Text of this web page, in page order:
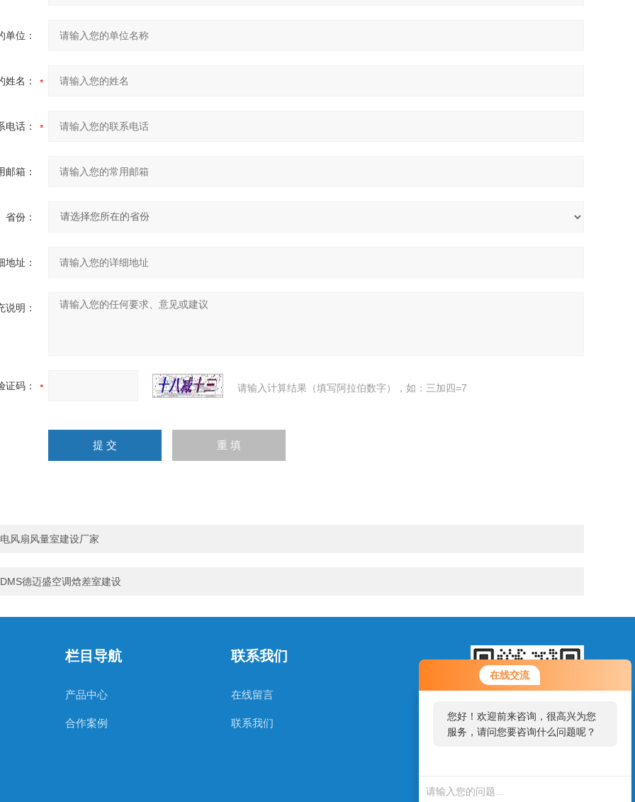
在线交流
您好！欢迎前来咨询，很高兴为您
服务，请问您要咨询什么问题呢？
单位：
姓名：
电话：
邮箱：
省份：
地址：
说明：
证码： 请输入计算结果（填写阿拉伯数字），如：三加四=7
电风扇风量室建设厂家
DMS德迈盛空调焓差室建设
栏目导航
产品中心
合作案例
联系我们
在线留言
联系我们